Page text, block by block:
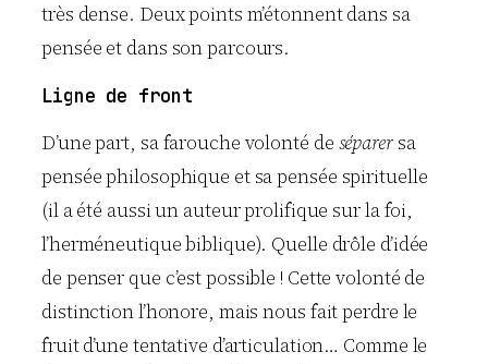
très dense. Deux points m’étonnent dans sa
pensée et dans son parcours.
Ligne de front
D’une part, sa farouche volonté de séparersa
pensée philosophique et sa pensée spirituelle
(il a été aussi un auteur prolifique sur la foi,
l’herméneutique biblique). Quelle drôle d’idée
de penser que c’est possible ! Cette volonté de
distinction l’honore, mais nous fait perdre le
fruit d’une tentative d’articulation… Comme le